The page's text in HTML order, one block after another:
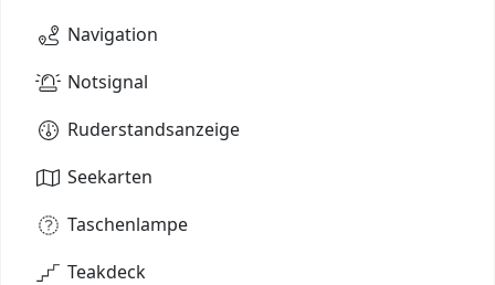
Navigation
Notsignal
Ruderstandsanzeige
Seekarten
Taschenlampe
Teakdeck